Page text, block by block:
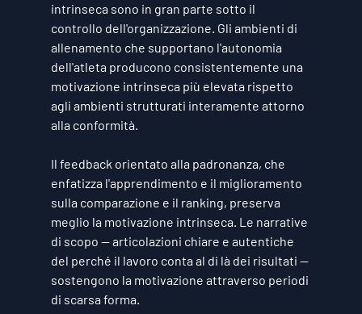
intrinseca sono in gran parte sotto il
controllo dell'organizzazione. Gli ambienti di
allenamento che supportano l'autonomia
dell'atleta producono consistentemente una
motivazione intrinseca più elevata rispetto
agli ambienti strutturati interamente attorno
alla conformità.
Il feedback orientato alla padronanza, che
enfatizza l'apprendimento e il miglioramento
sulla comparazione e il ranking, preserva
meglio la motivazione intrinseca. Le narrative
di scopo — articolazioni chiare e autentiche
del perché il lavoro conta al di là dei risultati —
sostengono la motivazione attraverso periodi
di scarsa forma.